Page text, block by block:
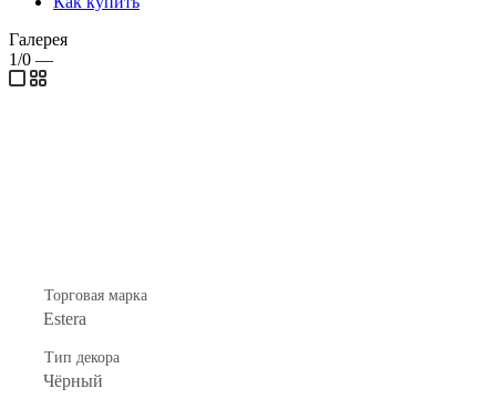
Галерея
1/0 —
Торговая марка
Estera
Тип декора
Чёрный